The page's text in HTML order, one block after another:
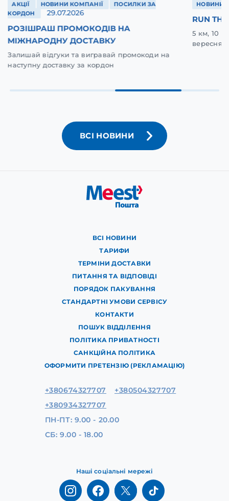
АКЦІЇ НОВИНИ КОМПАНІЇ
ПОСИЛКИ ЗА
КОРДОН
29.07.2026
РОЗІШРАШ ПРОМОКОДІВ НА
МІЖНАРОДНУ ДОСТАВКУ
Залишай відгуки та вигравай промокоди на
наступну доставку за кордон
НОВИНИ
RUN
5 км, 10
вересня
ВСІ НОВИНИ
ВСІ НОВИНИ
ТАРИФИ
ТЕРМІНИ ДОСТАВКИ
ПИТАННЯ ТА ВІДПОВІДІ
ПОРЯДОК ПАКУВАННЯ
СТАНДАРТНІ УМОВИ СЕРВІСУ
КОНТАКТИ
ПОШУК ВІДДІЛЕННЯ
ПОЛІТИКА ПРИВАТНОСТІ
САНКЦІЙНА ПОЛІТИКА
ОФОРМИТИ ПРЕТЕНЗІЮ (РЕКЛАМАЦІЮ)
Наші соціальні мережі
+380674327707
+380504327707
+380934327707
ПН-ПТ: 9.00 - 20.00
СБ: 9.00 - 18.00